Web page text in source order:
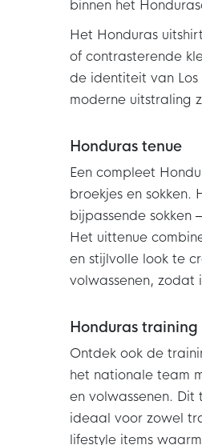
binnen het
Het Honduras
of contrasterende
de identiteit van Los
moderne uitstraling
Honduras tenue
Een compleet
broekjes en
bijpassende sokken
Het uittenue
en stijlvolle look te
volwassenen, zodat
Honduras
Ontdek ook de
het nationale team
en volwassenen.
ideaal voor zowel
lifestyle items